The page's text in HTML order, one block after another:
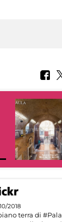
2018
terra di